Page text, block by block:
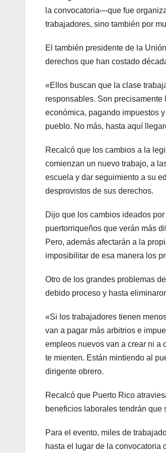
la convocatoria—que fue
trabajadores, sino también por
El también presidente de la
derechos que han costado
«Ellos buscan que la clase
responsables. Son
económica, pagando impuestos
pueblo. No más, hasta aquí
Recalcó que los cambios a la
comienzan un nuevo trabajo, a
escuela y dar seguimiento a su
desprovistos de sus derechos.
Dijo que los cambios ideados
puertorriqueños que verán más
Pero, además afectarán a la
imposibilitar de esa manera los
Otro de los grandes problemas
debido proceso y hasta
«Si los trabajadores tienen
van a pagar más arbitrios e
empleos nuevos van a crear ni a
te mienten. Están mintiendo al
dirigente obrero.
Recalcó que Puerto Rico
beneficios laborales tendrán
Para el evento, miles de
hasta el lugar de la convocatoria